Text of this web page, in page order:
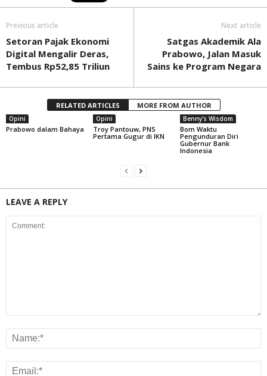
Previous article
Setoran Pajak Ekonomi
Digital Mengalir Deras,
Tembus Rp52,85 Triliun
Next article
Satgas Akademik Ala
Prabowo, Jalan Masuk
Sains ke Program Negara
RELATED ARTICLES MORE FROM AUTHOR
Opini
Prabowo dalam Bahaya
Opini
Troy Pantouw, PNS
Pertama Gugur di IKN
Benny's Wisdom
Bom Waktu
Pengunduran Diri
Gubernur Bank
Indonesia
LEAVE A REPLY